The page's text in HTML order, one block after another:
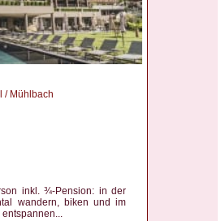
/ Mühlbach
inkl. ¾-Pension: in der
wandern, biken und im
...